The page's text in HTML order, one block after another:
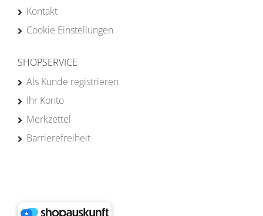
Kontakt
Cookie Einstellungen
SHOPSERVICE
Als Kunde registrieren
Ihr Konto
Merkzettel
Barrierefreiheit